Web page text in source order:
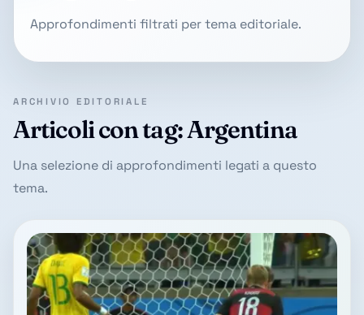
Approfondimenti filtrati per tema editoriale.
ARCHIVIO EDITORIALE
Articoli con tag: Argentina
Una selezione di approfondimenti legati a questo
tema.